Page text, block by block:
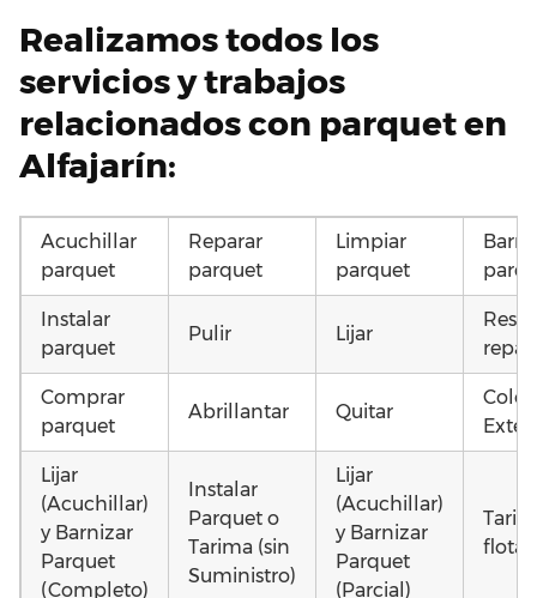
Realizamos todos los
servicios y trabajos
relacionados con parquet en
Alfajarín:
Acuchillar
parquet
Reparar
parquet
Limpiar
parquet
Instalar
parquet
Pulir Lijar
Comprar
parquet
Abrillantar Quitar
Lijar
(Acuchillar)
y Barnizar
Parquet
(Completo)
Instalar
Parquet o
Tarima (sin
Suministro)
Lijar
(Acuchillar)
y Barnizar
Parquet
(Parcial)